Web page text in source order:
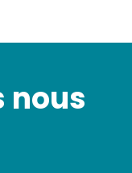
nous